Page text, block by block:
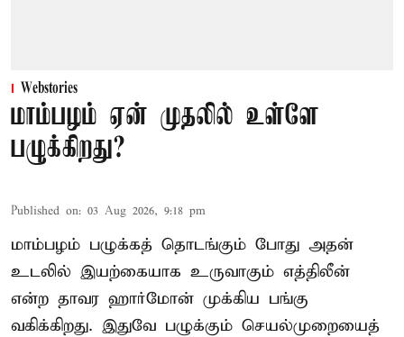
Webstories
மாம்பழம் ஏன் முதலில் உள்ளே
பழுக்கிறது?
Published on: 03 Aug 2026, 9:18 pm
மாம்பழம் பழுக்கத் தொடங்கும் போது அதன்
உடலில் இயற்கையாக உருவாகும் எத்திலீன்
என்ற தாவர ஹார்மோன் முக்கிய பங்கு
வகிக்கிறது. இதுவே பழுக்கும் செயல்முறையைத்